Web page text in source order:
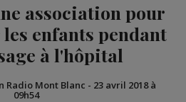
BIGARDassociation pour
enfants pendant
à l'hôpital
Radio Mont Blanc - 23 avril 2018 à
09h54